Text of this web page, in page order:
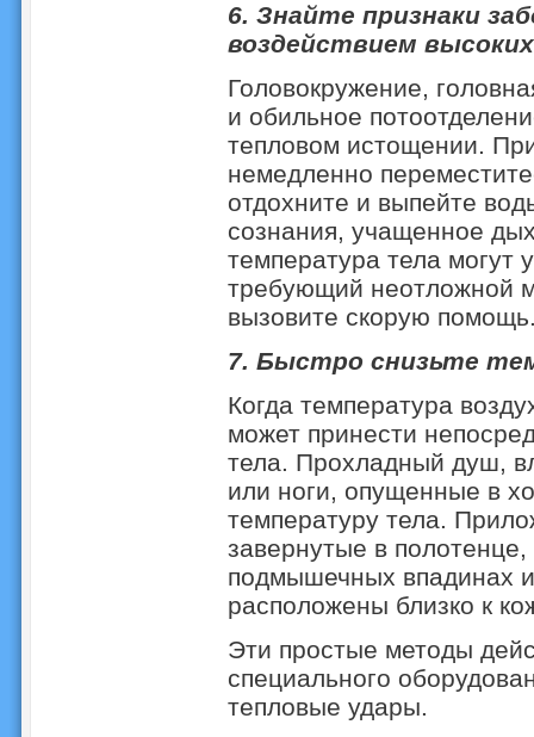
6. Знайте признаки
воздействием
Головокружение,
и обильное
тепловом истощении.
немедленно
отдохните и выпейте
сознания, учащенное
температура тела могут
требующий неотложной
вызовите скорую
7. Быстро снизьте
Когда температура
может принести
тела. Прохладный душ,
или ноги, опущенные в
температуру тела.
завернутые в
подмышечных впадинах
расположены близко к
Эти простые методы
специального
тепловые удары.